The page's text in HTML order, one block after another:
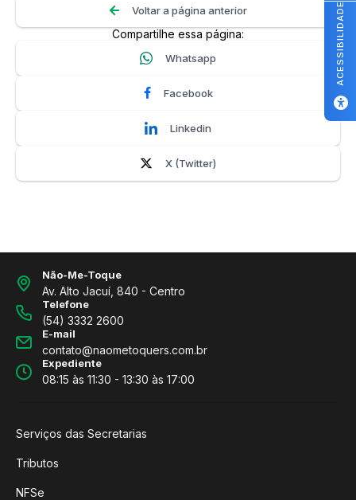
Voltar a página anterior
Compartilhe essa página:
Whatsapp
Facebook
Linkedin
X (Twitter)
Não-Me-Toque
Av. Alto Jacuí, 840 - Centro
Telefone
(54) 3332 2600
E-mail
contato@naometoquers.com.br
Expediente
08:15 às 11:30 - 13:30 às 17:00
Serviços das Secretarias
Tributos
NFSe
ACESSIBILIDADE